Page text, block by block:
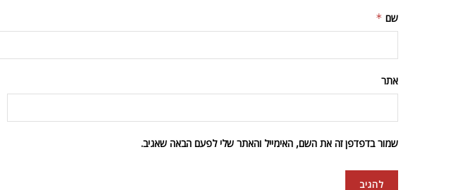
שם *
אתר
שמור בדפדפן זה את השם, האימייל והאתר שלי לפעם הבאה שאגיב.